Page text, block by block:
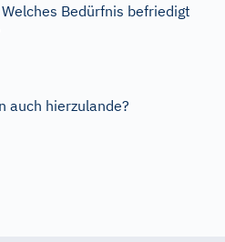
Bedürfnis befriedigt
auch hierzulande?